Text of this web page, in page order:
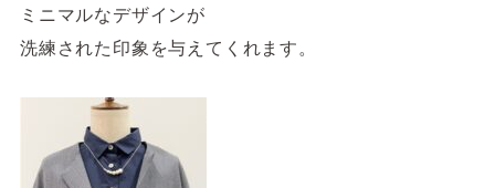
ミニマルなデザインが
洗練された印象を与えてくれます。